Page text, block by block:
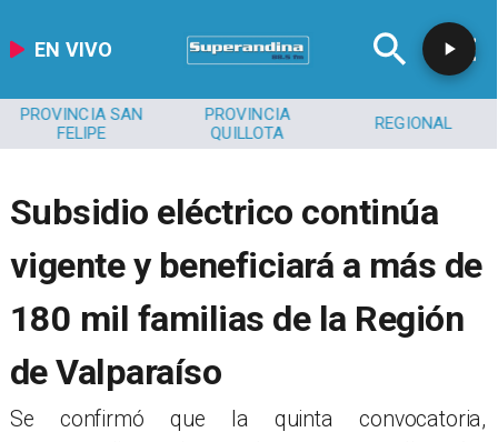
EN VIVO
PROVINCIA SAN
FELIPE
PROVINCIA
QUILLOTA
REGIONAL
​Subsidio eléctrico continúa
vigente y beneficiará a más de
180 mil familias de la Región
de Valparaíso
​Se confirmó que la quinta convocatoria,